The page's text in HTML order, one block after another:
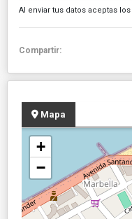
Al enviar tus datos aceptas los
Compartir:
Mapa
+
−